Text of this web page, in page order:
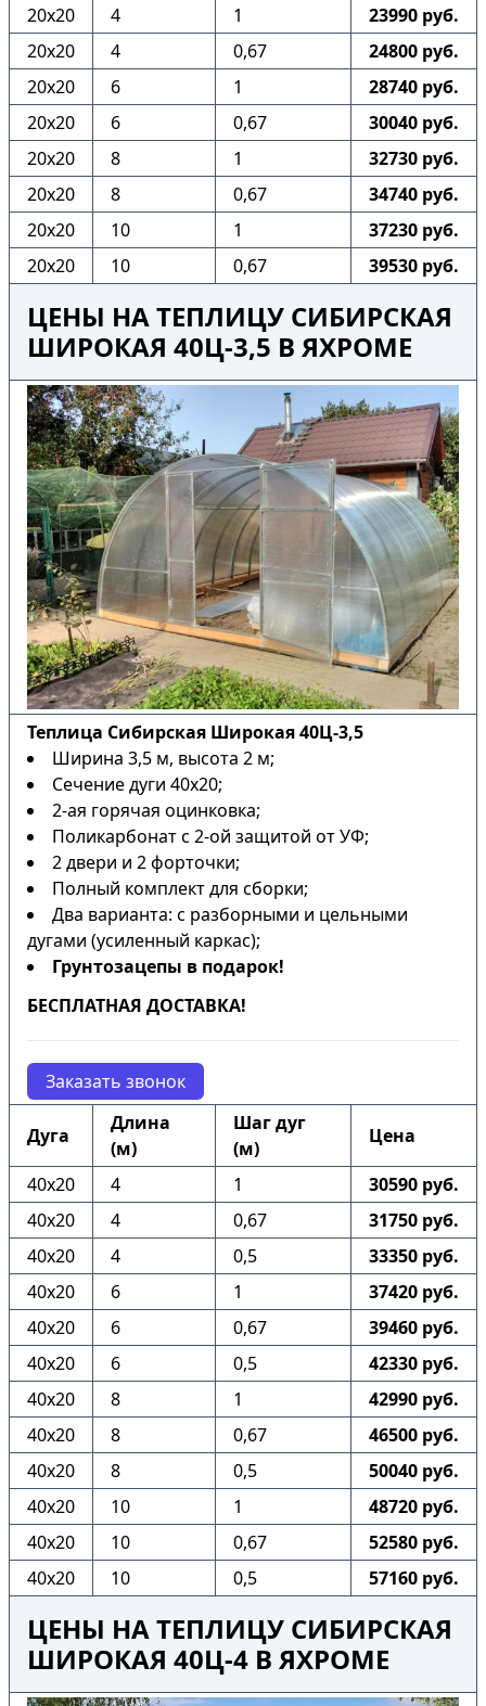
20х20 4 1
23990 руб.
20х20
4 0,67
24800 руб.
20х20
6 1
28740 руб.
20х20
6 0,67
30040 руб.
20х20
8 1
32730 руб.
20х20
8 0,67
34740 руб.
20х20
10 1
37230 руб.
20х20
10 0,67 39530 руб.
ЦЕНЫ НА ТЕПЛИЦУ СИБИРСКАЯ
ШИРОКАЯ 40Ц-3,5 В ЯХРОМЕ
Теплица Сибирская Широкая 40Ц-3,5
Ширина 3,5 м, высота 2 м;
Сечение дуги 40х20;
2-ая горячая оцинковка;
Поликарбонат с 2-ой защитой от УФ;
2 двери и 2 форточки;
Полный комплект для сборки;
Два варианта: с разборными и цельными
дугами (усиленный каркас);
Грунтозацепы в подарок!
БЕСПЛАТНАЯ ДОСТАВКА!
Заказать звонок
Дуга
Длина
(м)
Шаг дуг
(м)
Цена
40х20 4 1
30590 руб.
40х20
4 0,67
31750 руб.
40х20
4 0,5
33350 руб.
40х20
6 1
37420 руб.
40х20
6 0,67
39460 руб.
40х20
6 0,5
42330 руб.
40х20
8 1
42990 руб.
40х20
8 0,67
46500 руб.
40х20
8 0,5
50040 руб.
40х20
10 1
48720 руб.
40х20
10 0,67
52580 руб.
40х20
10 0,5 57160 руб.
ЦЕНЫ НА ТЕПЛИЦУ СИБИРСКАЯ
ШИРОКАЯ 40Ц-4 В ЯХРОМЕ